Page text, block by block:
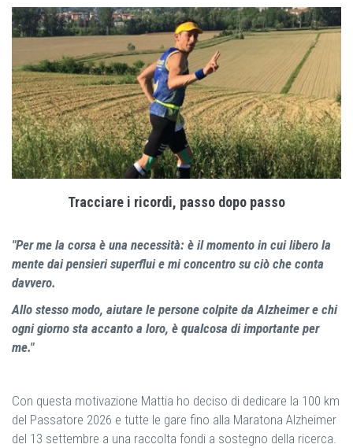
Tracciare i ricordi, passo dopo passo
"Per me la corsa è una necessità: è il momento in cui libero la
mente dai pensieri superflui e mi concentro su ciò che conta
davvero.
Allo stesso modo, aiutare le persone colpite da Alzheimer e chi
ogni giorno sta accanto a loro, è qualcosa di importante per
me."
Con questa motivazione Mattia ho deciso di dedicare la 100 km
del Passatore 2026 e tutte le gare fino alla Maratona Alzheimer
del 13 settembre a una raccolta fondi a sostegno della ricerca.